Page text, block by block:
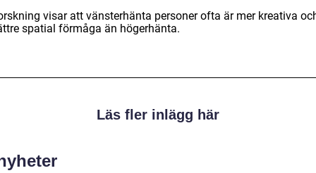
visar att vänsterhänta personer ofta är mer kreativa
spatial förmåga än högerhänta.
Läs fler inlägg här